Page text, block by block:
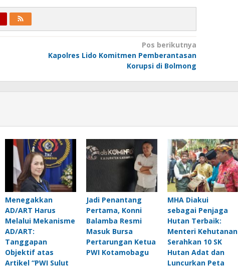
Pos berikutnya
Kapolres Lido Komitmen Pemberantasan
Korupsi di Bolmong
Menegakkan
AD/ART Harus
Melalui Mekanisme
AD/ART:
Tanggapan
Objektif atas
Artikel “PWI Sulut
Jadi Penantang
Pertama, Konni
Balamba Resmi
Masuk Bursa
Pertarungan Ketua
PWI Kotamobagu
MHA Diakui
sebagai Penjaga
Hutan Terbaik:
Menteri Kehutanan
Serahkan 10 SK
Hutan Adat dan
Luncurkan Peta